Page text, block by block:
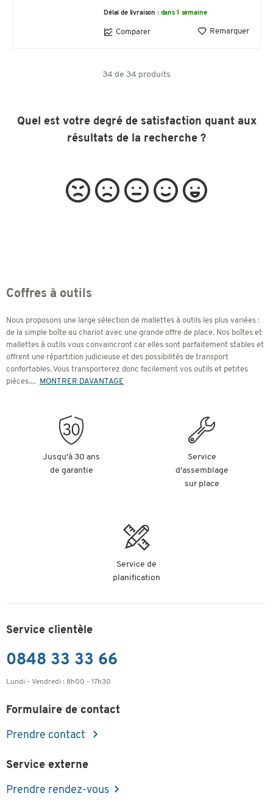
Délai de livraison : dans 1 semaine
Comparer Remarquer
34 de 34 produits
Quel est votre degré de satisfaction quant aux
résultats de la recherche ?
Coffres à outils
Nous proposons une large sélection de mallettes à outils les plus variées :
de la simple boîte au chariot avec une grande offre de place. Nos boîtes et
mallettes à outils vous convaincront car elles sont parfaitement stables et
offrent une répartition judicieuse et des possibilités de transport
confortables. Vous transporterez donc facilement vos outils et petites
pièces.... MONTRER DAVANTAGE
Jusqu'à 30 ans
de garantie
Service
d'assemblage
sur place
Service de
planification
Service clientèle
0848 33 33 66
Lundi - Vendredi : 8h00 - 17h30
Formulaire de contact
Prendre contact
Service externe
Prendre rendez-vous